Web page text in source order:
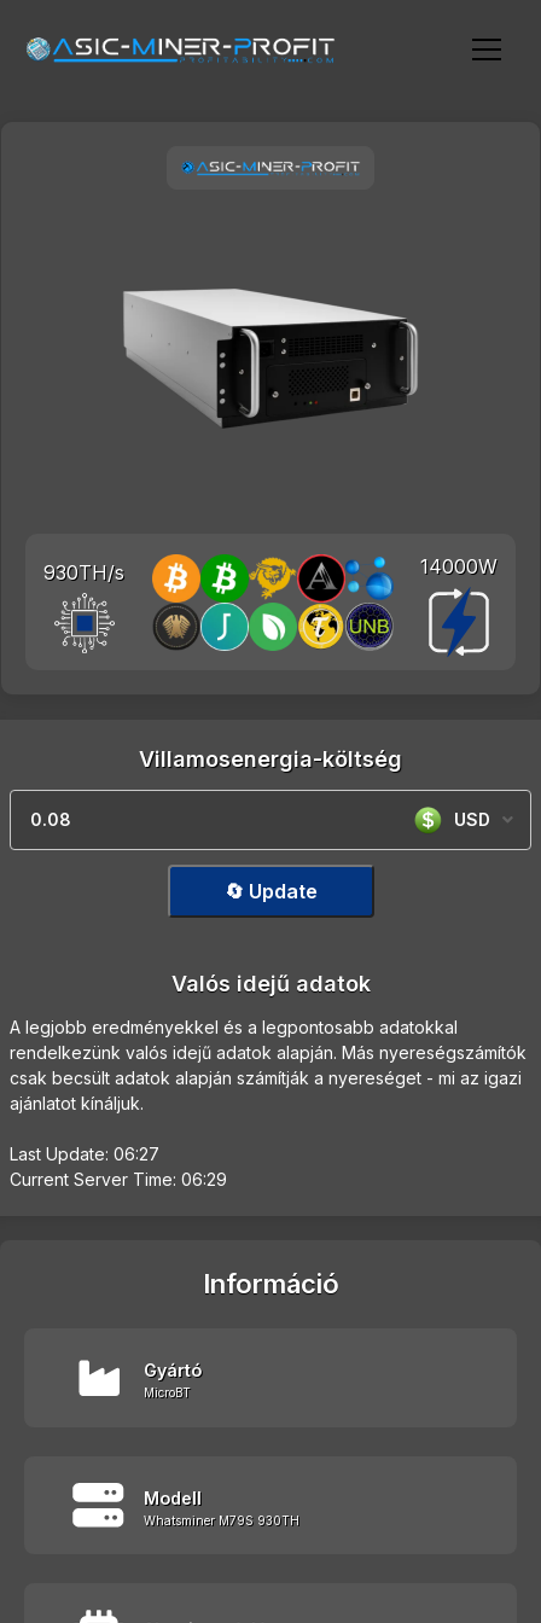
930TH/s 14000W
Villamosenergia-költség
USD
🔄 Update
Valós idejű adatok
A legjobb eredményekkel és a legpontosabb adatokkal
rendelkezünk valós idejű adatok alapján. Más nyereségszámítók
csak becsült adatok alapján számítják a nyereséget - mi az igazi
ajánlatot kínáljuk.
Last Update: 06:27
Current Server Time: 06:29
Információ
Gyártó
MicroBT
Modell
Whatsminer M79S 930TH